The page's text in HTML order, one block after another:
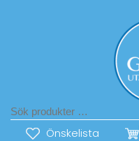
Önskelista